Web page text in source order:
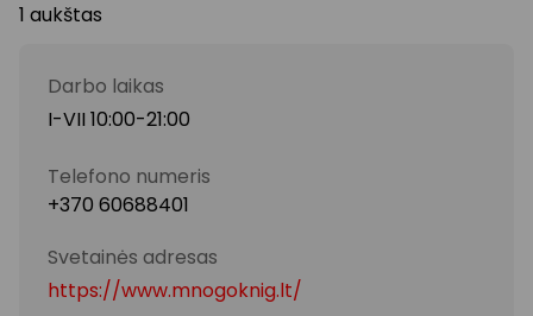
1 aukštas
Darbo laikas
I-VII 10:00-21:00
Telefono numeris
+370 60688401
Svetainės adresas
https://www.mnogoknig.lt/